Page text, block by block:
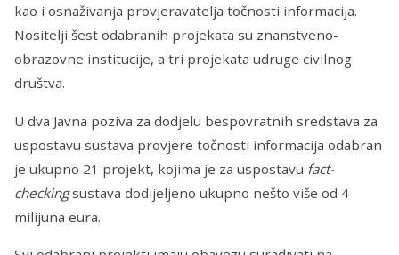
kao i osnaživanja provjeravatelja točnosti informacija.
Nositelji šest odabranih projekata su znanstveno-
obrazovne institucije, a tri projekata udruge civilnog
društva.
U dva Javna poziva za dodjelu bespovratnih sredstava za
uspostavu sustava provjere točnosti informacija odabran
je ukupno 21 projekt, kojima je za uspostavu fact-
checkingsustava dodijeljeno ukupno nešto više od 4
milijuna eura.